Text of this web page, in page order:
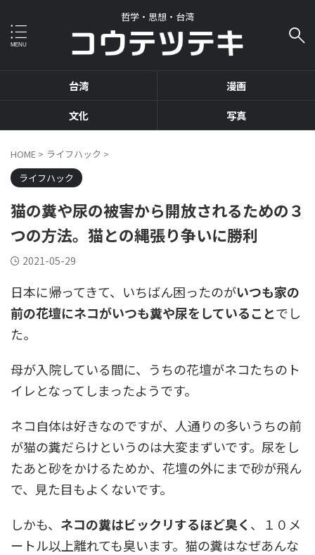
哲学・思想・台湾
台湾
漫画
文化
写真
HOME > ライフハック >
ライフハック
猫の糞や尿の被害から開放されるための３
つの方法。猫との縄張り争いに勝利
2021-05-29
日本に帰ってきて、いちばん困ったのがいつも家の
前の花壇にネコがいつも糞や尿をしていることでし
た。
母が入院している間に、うちの花壇がネコたちのト
イレとなってしまったようです。
ネコ自体は好きなのですが、人通りの多いうちの前
が猫の糞だらけというのは大変まずいです。尿をし
たあと砂をかけるためか、花壇の外にまで砂が飛ん
で、見た目もよくないです。
しかも、 ネコの糞はビックリするほど臭く 、１０メ
ートル以上離れても臭います。猫の糞はなぜあんな